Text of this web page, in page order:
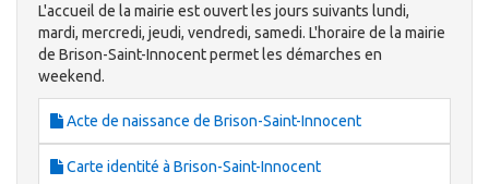
L'accueil de la mairie est ouvert les jours suivants lundi,
mardi, mercredi, jeudi, vendredi, samedi. L'horaire de la mairie
de Brison-Saint-Innocent permet les démarches en
weekend.
Acte de naissance de Brison-Saint-Innocent
Carte identité à Brison-Saint-Innocent